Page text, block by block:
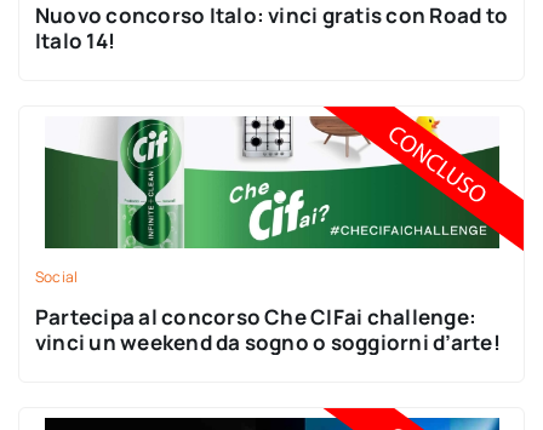
Nuovo concorso Italo: vinci gratis con Road to
Italo 14!
Social
Partecipa al concorso Che CIFai challenge:
vinci un weekend da sogno o soggiorni d’arte!